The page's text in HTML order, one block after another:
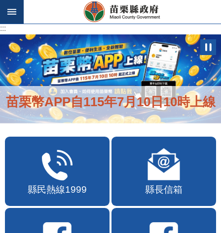
跳到主要內容區塊
:::
苗栗幣APP自115年7月10日10時上線
縣民熱線1999 縣長信箱